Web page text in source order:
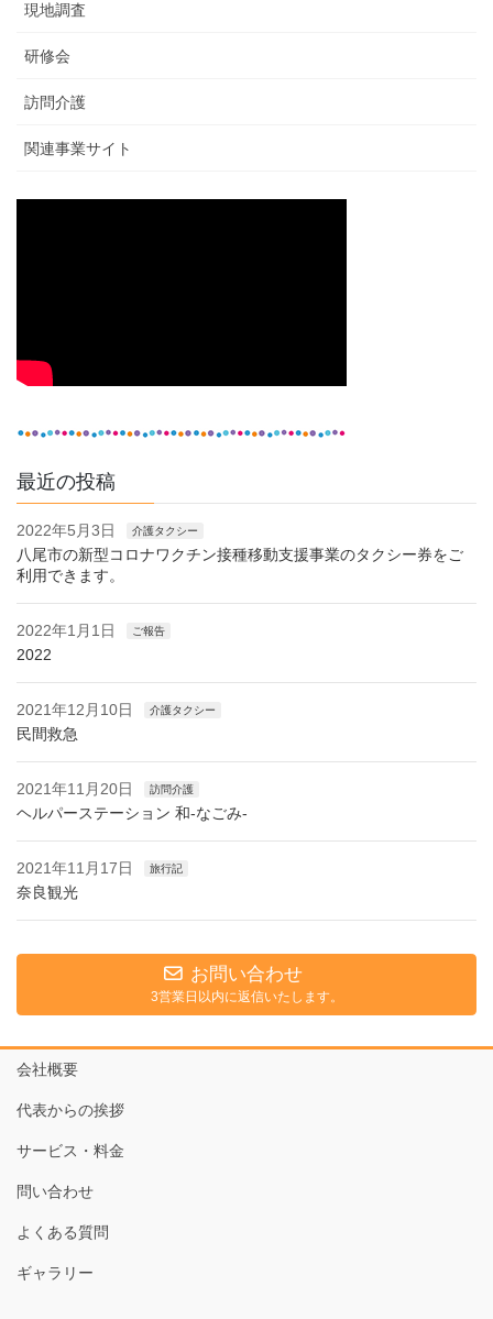
現地調査
研修会
訪問介護
関連事業サイト
最近の投稿
2022年5月3日 介護タクシー
八尾市の新型コロナワクチン接種移動支援事業のタクシー券をご
利用できます。
2022年1月1日 ご報告
2022
2021年12月10日 介護タクシー
民間救急
2021年11月20日 訪問介護
ヘルパーステーション 和-なごみ-
2021年11月17日 旅行記
奈良観光
お問い合わせ
3営業日以内に返信いたします。
会社概要
代表からの挨拶
サービス・料金
問い合わせ
よくある質問
ギャラリー